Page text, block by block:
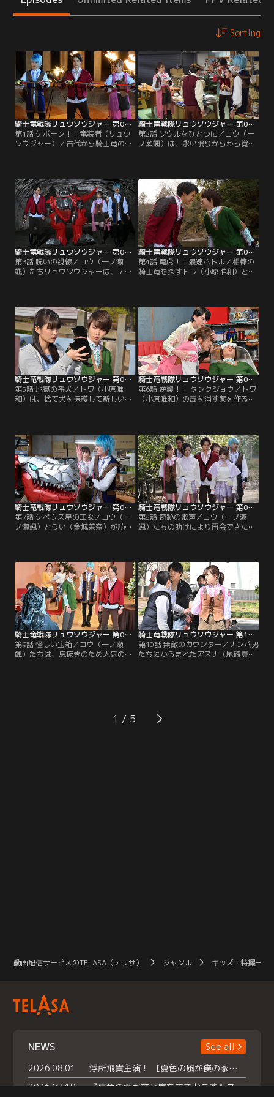
Sorting
騎士竜戦隊リュウソウジャー 第01話
第1話 ケボーン！！竜装者（リュウ
ソウジャー）／古代から騎士竜の神
は、マスターから“リュウソウジャ
ー”を継承する。その矢先、6500万
年前に宇宙へ脱出したドルイドン
が、地球を征服するため再び襲来。
ドルイドンに遭遇したコウはリュウ
ソウレッドに変身し…。
騎士竜戦隊リュウソウジャー 第02話
第2話 ソウルをひとつに／コウ（一
ノ瀬颯）は、永い眠りからから覚め
奈）と再会。古生物学者の父親・尚
久（吹越満）が、騎士竜らしき恐竜
の研究をしていると知ったコウたち
は、ういの家を訪ねることに。尚久
から神殿らしきものの痕跡について
聞いたコウたちは…。
騎士竜戦隊リュウソウジャー 第03話
第3話 呪いの視線／コウ（一ノ瀬
颯）たちリュウソウジャーは、ティ
中、街にメドゥーサマイナソーが出
現。リュウソウジャーが応戦する
が、メドゥーサマイナソーと目が合
ったコウは石化してしまう。追いつ
められたメルトたちは…。
騎士竜戦隊リュウソウジャー 第04話
第4話 竜虎！！最速バトル／相棒の
騎士竜を探すトワ（小原唯和）とバ
持ち出し、話をもちかける。しか
し、仲間になる気のないトワは、コ
ウに勝負を挑み、トワが勝てば地図
を手にし、コウが勝てば仲間になる
と条件をだす。そんな中、クラーケ
ンマイナソーが出現。
騎士竜戦隊リュウソウジャー 第05話
第5話 地獄の番犬／トワ（小原唯
和）は、捨て犬を保護して新しい飼
突如地震が起こり、タンクジョウの
身体に異変が！？マスターたちの命
を奪ったタンクジョウを前に、コウ
（一ノ瀬颯）は怒りにまかせて無謀
な攻撃を。加勢しようとしたトワ
は…。
騎士竜戦隊リュウソウジャー 第06話
第6話 逆襲！！ タンクジョウ／トワ
（小原唯和）の毒を消す薬を作るた
倒してしまった。さらに、毒は周り
の人にも移るようで、アスナ（尾碕
真花）たちまでダウン。そんな中、
メルト（綱啓永）は、マイナソーを
倒しても生み出した人間から…。
騎士竜戦隊リュウソウジャー 第07話
第7話 ケペウス星の王女／コウ（一
ノ瀬颯）とうい（金城茉奈）が訪れ
歌手・下村一平が、マイナソーを生
み出したのか！？マイナソーを追う
コウの前に、新たなドルイドン幹
部・ワイズルーが立ちはだかる。一
方、トワ（小原唯和）とバンバ（岸
田タツヤ）は…。
騎士竜戦隊リュウソウジャー 第08話
第8話 奇跡の歌声／コウ（一ノ瀬
颯）たちの助けにより再会できた、
げるときにドルイドンのエネルギー
体を持ち出し、ある場所に隠したと
いう。それを騎士竜に飲ませれば強
大な力を得ることができるというの
だ。コウたちが回収に向かうと、そ
こには…。
騎士竜戦隊リュウソウジャー 第09話
第9話 怪しい宝箱／コウ（一ノ瀬
颯）たちは、息抜きのため人気のア
一番欲しいものが入っているとい
う。早速、宝箱を見つけたアスナ
騎士竜戦隊リュウソウジャー 第10話
第10話 無敵のカウンター／ナンパ男
たちにからまれたアスナ（尾碕真
近くにいた森をかばい、2人もケガ
を負ってしまう。ボクサーらしき森
1
動画配信サービスのTELASA（テラサ） ジャンル キッズ・特撮一覧
NEWS
See all
2026.08.01
浮所飛貴主演！ 【夏色の風が僕の家にやってきた】 本日よりテラサで独占配信スタート！
2026.07.18
『夏色の雲が恋と嵐をまきおこす』スペシャルメイキング 【Part1】2026年７月18日（土）23時30分～配信スタート！話題のシーンの裏側を大公開！豪華キャスト大集合！ 『武宮家 真夏の家族会議』開催！